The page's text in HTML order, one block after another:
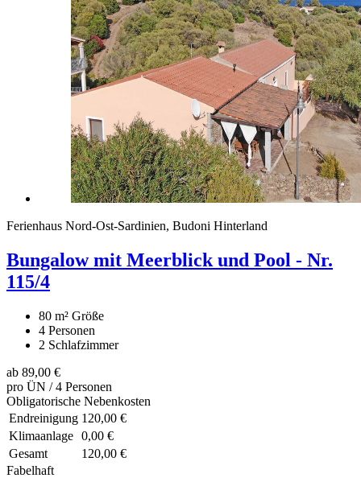
Ferienhaus Nord-Ost-Sardinien, Budoni Hinterland
Bungalow mit Meerblick und Pool - Nr.
115/4
80 m² Größe
4 Personen
2 Schlafzimmer
ab 89,00 €
pro ÜN / 4 Personen
Obligatorische Nebenkosten
Endreinigung 120,00 €
Klimaanlage 0,00 €
Gesamt
120,00 €
Fabelhaft